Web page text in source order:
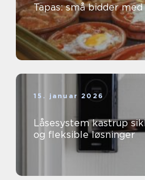
Tapas: små bidder
15. januar 2026
Låsesystem kastrup sikkerhed, overblik
og fleksible løsninger